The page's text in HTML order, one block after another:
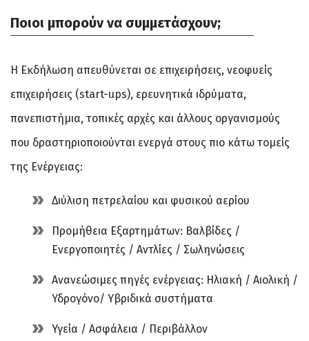
Ποιοι μπορούν να συμμετάσχουν;
Η Εκδήλωση απευθύνεται σε επιχειρήσεις, νεοφυείς
επιχειρήσεις (start-ups), ερευνητικά ιδρύματα,
πανεπιστήμια, τοπικές αρχές και άλλους οργανισμούς
που δραστηριοποιούνται ενεργά στους πιο κάτω τομείς
της Ενέργειας:
Διύλιση πετρελαίου και φυσικού αερίου
Προμήθεια Εξαρτημάτων: Βαλβίδες /
Ενεργοποιητές / Αντλίες / Σωληνώσεις
Ανανεώσιμες πηγές ενέργειας: Ηλιακή / Αιολική /
Υδρογόνο/ Υβριδικά συστήματα
Υγεία / Ασφάλεια / Περιβάλλον